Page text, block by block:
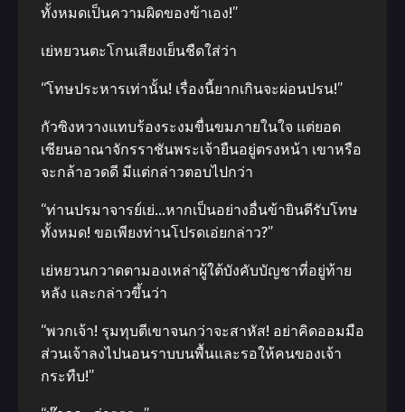
ทั้งหมดเป็นความผิดของข้าเอง!”
เย่หยวนตะโกนเสียงเย็นชืดใส่ว่า
“โทษประหารเท่านั้น! เรื่องนี้ยากเกินจะผ่อนปรน!”
กัวซิงหวางแทบร้องระงมขื่นขมภายในใจ แต่ยอด
เซียนอาณาจักรราชันพระเจ้ายืนอยู่ตรงหน้า เขาหรือ
จะกล้าอวดดี มีแต่กล่าวตอบไปกว่า
“ท่านปรมาจารย์เย่…หากเป็นอย่างอื่นข้ายินดีรับโทษ
ทั้งหมด! ขอเพียงท่านโปรดเอ่ยกล่าว?”
เย่หยวนกวาดตามองเหล่าผู้ใต้บังคับบัญชาที่อยู่ท้าย
หลัง และกล่าวขึ้นว่า
“พวกเจ้า! รุมทุบตีเขาจนกว่าจะสาหัส! อย่าคิดออมมือ
ส่วนเจ้าลงไปนอนราบบนพื้นและรอให้คนของเจ้า
กระทืบ!”